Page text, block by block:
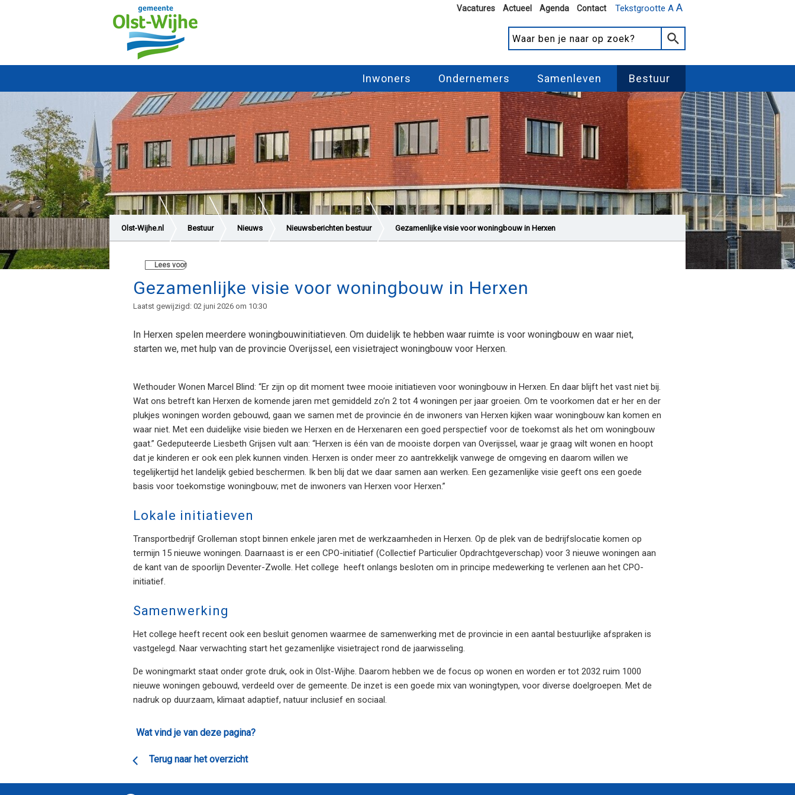
Tekstgrootte A A
Vacatures Actueel Agenda Contact
Inwoners Ondernemers Samenleven Bestuur
Olst-Wijhe.nl Bestuur Nieuws Nieuwsberichten bestuur Gezamenlijke visie voor woningbouw in Herxen
Lees voor
Gezamenlijke visie voor woningbouw in Herxen
Laatst gewijzigd: 02 juni 2026 om 10:30
In Herxen spelen meerdere woningbouwinitiatieven. Om duidelijk te hebben waar ruimte is voor woningbouw en waar niet,
starten we, met hulp van de provincie Overijssel, een visietraject woningbouw voor Herxen.
Wethouder Wonen Marcel Blind: “Er zijn op dit moment twee mooie initiatieven voor woningbouw in Herxen. En daar blijft het vast niet bij.
Wat ons betreft kan Herxen de komende jaren met gemiddeld zo’n 2 tot 4 woningen per jaar groeien. Om te voorkomen dat er her en der
plukjes woningen worden gebouwd, gaan we samen met de provincie én de inwoners van Herxen kijken waar woningbouw kan komen en
waar niet. Met een duidelijke visie bieden we Herxen en de Herxenaren een goed perspectief voor de toekomst als het om woningbouw
gaat.” Gedeputeerde Liesbeth Grijsen vult aan: “Herxen is één van de mooiste dorpen van Overijssel, waar je graag wilt wonen en hoopt
dat je kinderen er ook een plek kunnen vinden. Herxen is onder meer zo aantrekkelijk vanwege de omgeving en daarom willen we
tegelijkertijd het landelijk gebied beschermen. Ik ben blij dat we daar samen aan werken. Een gezamenlijke visie geeft ons een goede
basis voor toekomstige woningbouw; met de inwoners van Herxen voor Herxen.”
Lokale initiatieven
Transportbedrijf Grolleman stopt binnen enkele jaren met de werkzaamheden in Herxen. Op de plek van de bedrijfslocatie komen op
termijn 15 nieuwe woningen. Daarnaast is er een CPO-initiatief (Collectief Particulier Opdrachtgeverschap) voor 3 nieuwe woningen aan
de kant van de spoorlijn Deventer-Zwolle. Het college heeft onlangs besloten om in principe medewerking te verlenen aan het CPO-
initiatief.
Samenwerking
Het college heeft recent ook een besluit genomen waarmee de samenwerking met de provincie in een aantal bestuurlijke afspraken is
vastgelegd. Naar verwachting start het gezamenlijke visietraject rond de jaarwisseling.
De woningmarkt staat onder grote druk, ook in Olst-Wijhe. Daarom hebben we de focus op wonen en worden er tot 2032 ruim 1000
nieuwe woningen gebouwd, verdeeld over de gemeente. De inzet is een goede mix van woningtypen, voor diverse doelgroepen. Met de
nadruk op duurzaam, klimaat adaptief, natuur inclusief en sociaal.
Wat vind je van deze pagina?
Terug naar het overzicht